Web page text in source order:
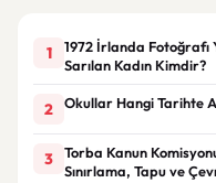
1
1972 İrlanda Fotoğrafı
Sarılan Kadın Kimdir?
2 Okullar Hangi Tarihte
3
Torba Kanun
Sınırlama, Tapu ve